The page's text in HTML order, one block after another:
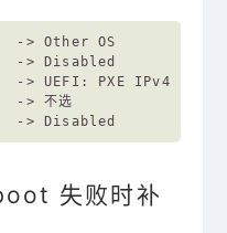
-> Other OS
Disabled
> UEFI: PXE IPv4
> 不选
失败时补